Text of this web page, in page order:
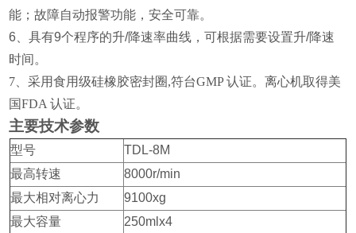
能；故障自动报警功能，安全可靠。
6 、具有9个程序的升/降速率曲线，可根据需要设置升/降速
时间。
7、采用食用级硅橡胶密封圈,符台GMP 认证。离心机取得美
国FDA 认证。
主要技术参数
型号
TDL-8M
最高转速
8000r/min
最大相对离心力
9100xg
最大容量
250mlx4